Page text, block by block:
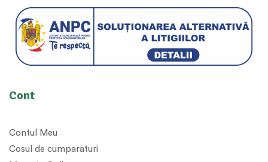
Cont
Contul Meu
Cosul de cumparaturi